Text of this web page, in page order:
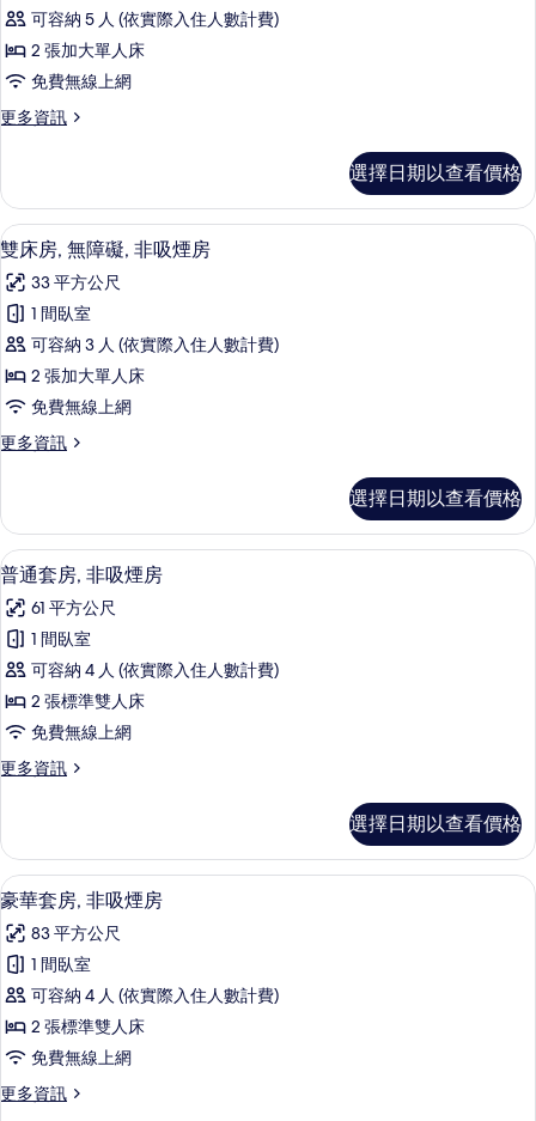
相
片
房
的
詳
情
雙
床
非
煙
房
的
所
有
相
片
可容納 5 人 (依實際入住人數計費)
2 張加大單人床
免費無線上網
更多資訊
更
雙
床
房,
吸
煙
房
的
詳
情
選擇日期以查看價格
顯
示
雙
床
房,
無
礙,
吸
煙
房
的
所
有
相
片
雙床房, 無障礙, 非吸煙房 | 羽絨被、
4
雙床房, 無障礙, 非吸煙房
33 平方公尺
1 間臥室
可容納 3 人 (依實際入住人數計費)
2 張加大單人床
免費無線上網
更多資訊
更
房,
無
障
礙,
非
吸
煙
房
的
詳
情
選擇日期以查看價格
顯
示
普
通
套
房,
吸
房
的
所
有
相
片
普通套房, 非吸煙房 | 羽絨被、書桌、
6
普通套房, 非吸煙房
61 平方公尺
1 間臥室
可容納 4 人 (依實際入住人數計費)
2 張標準雙人床
免費無線上網
更多資訊
更
套
房,
非
煙
房
的
詳
情
選擇日期以查看價格
顯
示
豪
華
套
房,
吸
豪華套房, 非吸煙房 | 羽絨被、書桌、
11
豪華套房, 非吸煙房
83 平方公尺
1 間臥室
可容納 4 人 (依實際入住人數計費)
2 張標準雙人床
免費無線上網
更多資訊
更